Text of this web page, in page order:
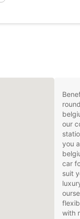
our
you
car
suit
with